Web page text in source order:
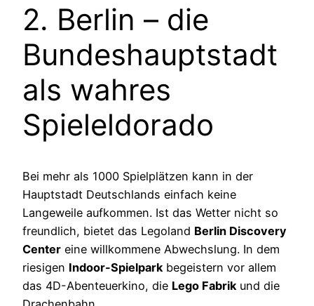
2. Berlin – die
Bundeshauptstadt
als wahres
Spieleldorado
Bei mehr als 1000 Spielplätzen kann in der
Hauptstadt Deutschlands einfach keine
Langeweile aufkommen. Ist das Wetter nicht so
freundlich, bietet das Legoland Berlin Discovery
Center eine willkommene Abwechslung. In dem
riesigen Indoor-Spielpark begeistern vor allem
das 4D-Abenteuerkino, die Lego Fabrik und die